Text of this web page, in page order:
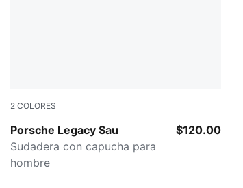
2 COLORES
Porsche Legacy Sau
Rosy Outlook
Sudadera con capucha para
hombre
$120.00